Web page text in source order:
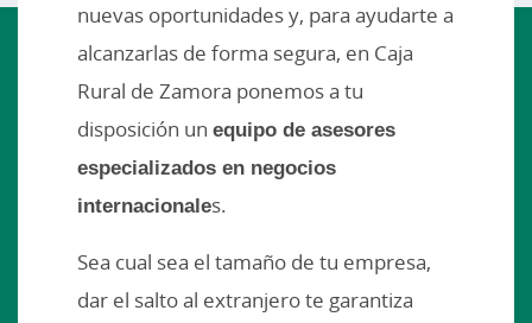
nuevas oportunidades y, para ayudarte a
alcanzarlas de forma segura, en Caja
Rural de Zamora ponemos a tu
disposición un equipo de asesores
especializados en negocios
internacionales.
Sea cual sea el tamaño de tu empresa,
dar el salto al extranjero te garantiza